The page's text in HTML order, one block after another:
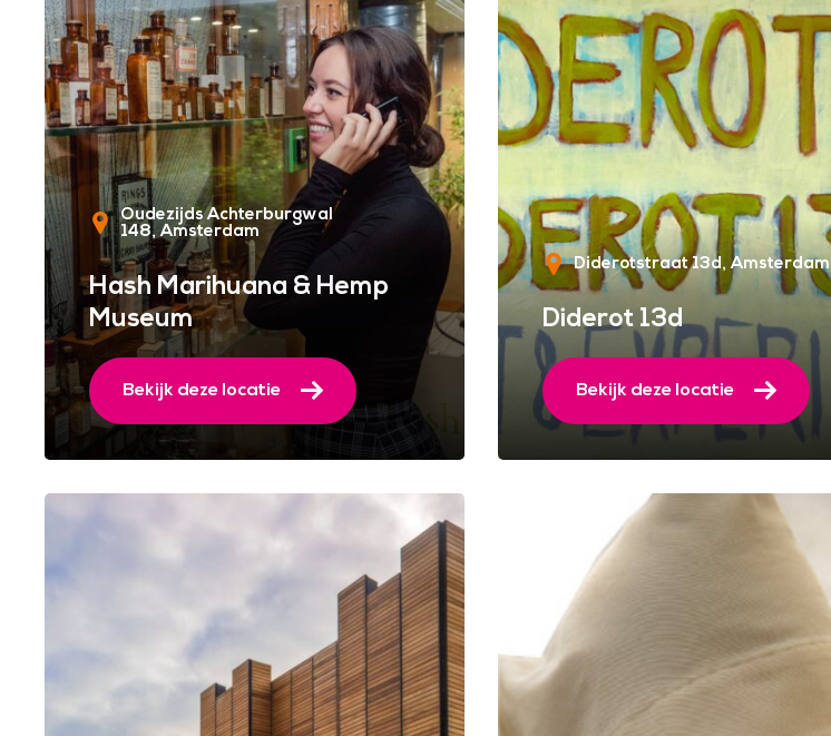
Oudezijds Achterburgwal
148 Amsterdam
Hash Marihuana & Hemp
Museum
Bekijk deze locatie
Diderotstraat 13d Amsterdam
Diderot 13d
Bekijk deze locatie